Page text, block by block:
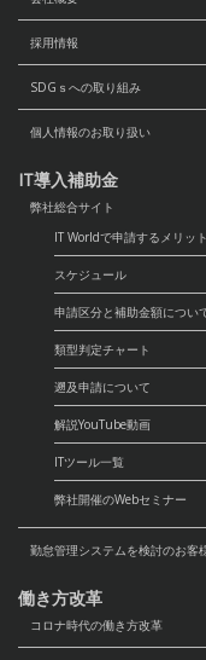
採用情報
SDGｓへの取り組み
個人情報のお取り扱い
IT導入補助金
弊社総合サイト
IT Worldで申請するメリット
スケジュール
申請区分と補助金額につい
類型判定チャート
遡及申請について
解説YouTube動画
ITツール一覧
弊社開催のWebセミナー
勤怠管理システムを検討のお客
働き方改革
コロナ時代の働き方改革